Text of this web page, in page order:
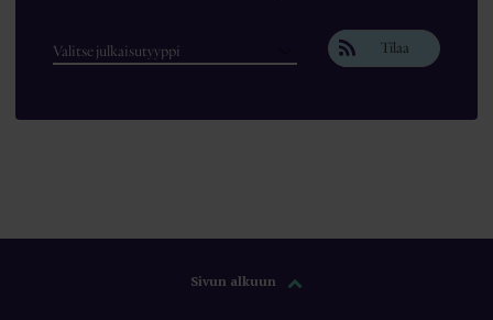
Tilaa
Sivun alkuun